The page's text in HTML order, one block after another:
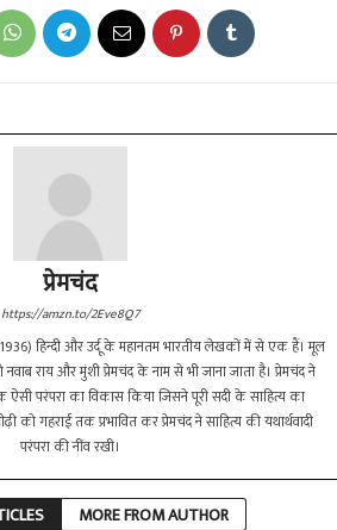
प्रेमचंद
https://amzn.to/2Eve8Q7
हिन्दी और उर्दू के महानतम भारतीय लेखकों में से एक हैं। मूल
नवाब राय और मुंशी प्रेमचंद के नाम से भी जाना जाता है। प्रेमचंद ने
ऐसी परंपरा का विकास किया जिसने पूरी सदी के साहित्य का
को गहराई तक प्रभावित कर प्रेमचंद ने साहित्य की यथार्थवादी
परंपरा की नींव रखी।
MORE FROM AUTHOR